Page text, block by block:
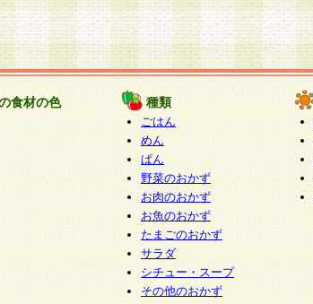
食材の色 種類
ごはん
めん
ぱん
野菜のおかず
お肉のおかず
お魚のおかず
たまごのおかず
サラダ
シチュー・スープ
その他のおかず